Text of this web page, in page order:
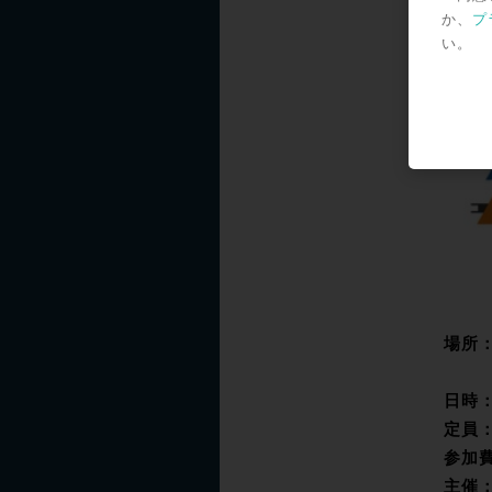
◎
場所
日時
定員
参加
主催
か、 プ
い。